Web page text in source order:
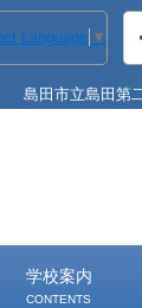
Language ▼
島田市立島田第
学校案内
CONTENTS